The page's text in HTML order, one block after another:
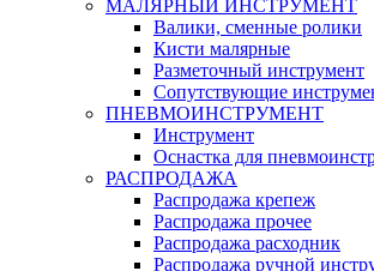
МАЛЯРНЫЙ ИНСТРУМЕНТ
Валики, сменные ролики
Кисти малярные
Разметочный инструмент
Сопутствующие
ПНЕВМОИНСТРУМЕНТ
Инструмент
Оснастка для
РАСПРОДАЖА
Распродажа крепеж
Распродажа прочее
Распродажа расходник
Распродажа ручной